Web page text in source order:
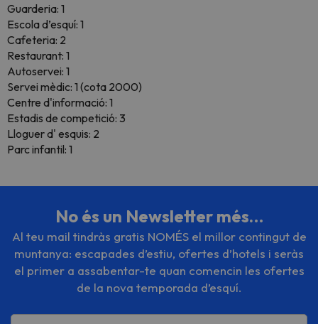
Guarderia: 1
Escola d’esquí: 1
Cafeteria: 2
Restaurant: 1
Autoservei: 1
Servei mèdic: 1 (cota 2000)
Centre d'informació: 1
Estadis de competició: 3
Lloguer d' esquis: 2
Parc infantil: 1
No és un Newsletter més…
Al teu mail tindràs gratis NOMÉS el millor contingut de
muntanya: escapades d’estiu, ofertes d’hotels i seràs
el primer a assabentar-te quan comencin les ofertes
de la nova temporada d’esquí.